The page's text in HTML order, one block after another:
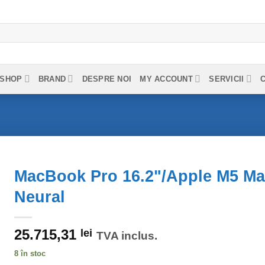
SHOP BRAND DESPRE NOI MY ACCOUNT SERVICII
MacBook Pro 16.2"/Apple M5
Neural
25.715,31 lei TVA inclus.
8 în stoc